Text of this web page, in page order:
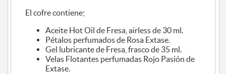
El cofre contiene;
Aceite Hot Oil de Fresa, airless de 30 ml.
Pétalos perfumados de Rosa Extase.
Gel lubricante de Fresa, frasco de 35 ml.
Velas Flotantes perfumadas Rojo Pasión de
Extase.